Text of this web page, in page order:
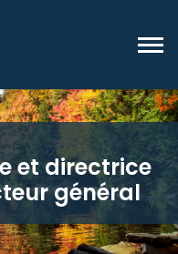
et directrice
général